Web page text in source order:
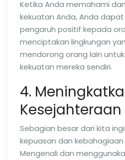
Ketika Anda memahami
kekuatan Anda, Anda
pengaruh positif kepada
menciptakan lingkungan
mendorong orang lain
kekuatan mereka sendiri.
4.
Sebagian besar dari kita
kepuasan dan
Mengenali dan